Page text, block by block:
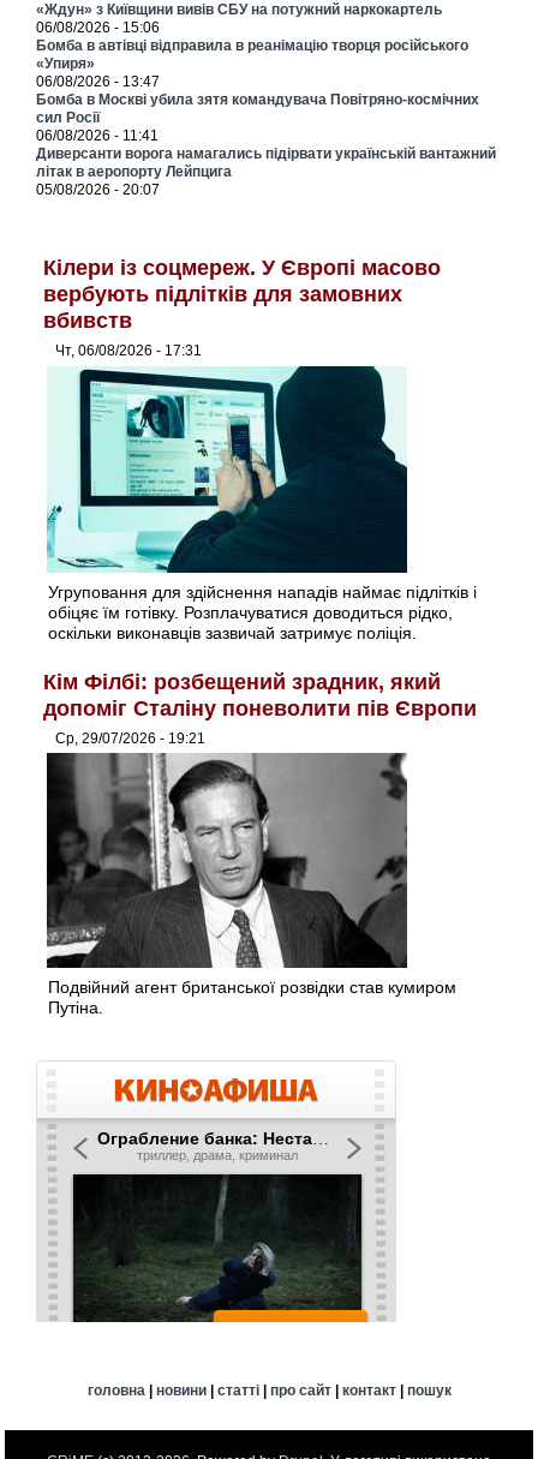
«Ждун» з Київщини вивів СБУ на потужний наркокартель
06/08/2026 - 15:06
Бомба в автівці відправила в реанімацію творця російського
«Упиря»
06/08/2026 - 13:47
Бомба в Москві убила зятя командувача Повітряно-космічних
сил Росії
06/08/2026 - 11:41
Диверсанти ворога намагались підірвати українській вантажний
літак в аеропорту Лейпцига
05/08/2026 - 20:07
Кілери із соцмереж. У Європі масово
вербують підлітків для замовних
вбивств
Чт, 06/08/2026 - 17:31
Угруповання для здійснення нападів наймає підлітків і
обіцяє їм готівку. Розплачуватися доводиться рідко,
оскільки виконавців зазвичай затримує поліція.
Кім Філбі: розбещений зрадник, який
допоміг Сталіну поневолити пів Європи
Ср, 29/07/2026 - 19:21
Подвійний агент британської розвідки став кумиром
Путіна.
головна| новини| статті| про сайт| контакт| пошук